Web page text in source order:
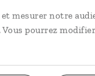
mesurer notre
pourrez